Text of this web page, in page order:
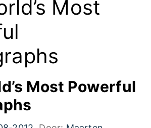
Most
Most Powerful